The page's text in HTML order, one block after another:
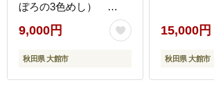
ぼろの3色めし）
45P2805【(株)花善】
9,000円
秋田県 大館市
15,000円
秋田県 大館市